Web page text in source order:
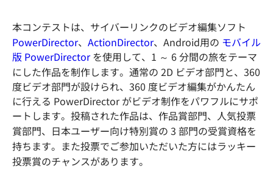
本コンテストは、サイバーリンクのビデオ編集ソフト
PowerDirector、 ActionDirector、Android用の モバイル
版 PowerDirectorを使用して、1 ～ 6 分間の旅をテーマ
にした作品を制作します。通常の 2D ビデオ部門と、360
度ビデオ部門が設けられ、360 度ビデオ編集がかんたん
に行える PowerDirector がビデオ制作をパワフルにサポ
ートします。投稿された作品は、作品賞部門、人気投票
賞部門、日本ユーザー向け特別賞の 3 部門の受賞資格を
持ちます。また投票でご参加いただいた方にはラッキー
投票賞のチャンスがあります。